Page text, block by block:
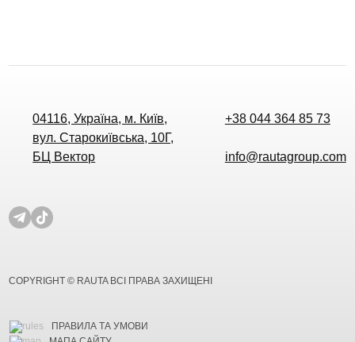
04116, Україна, м. Київ,
вул. Старокиївська, 10Г,
БЦ Вектор
+38 044 364 85 73
info@rautagroup.com
COPYRIGHT © RAUTA ВСІ ПРАВА ЗАХИЩЕНІ
ПРАВИЛА ТА УМОВИ